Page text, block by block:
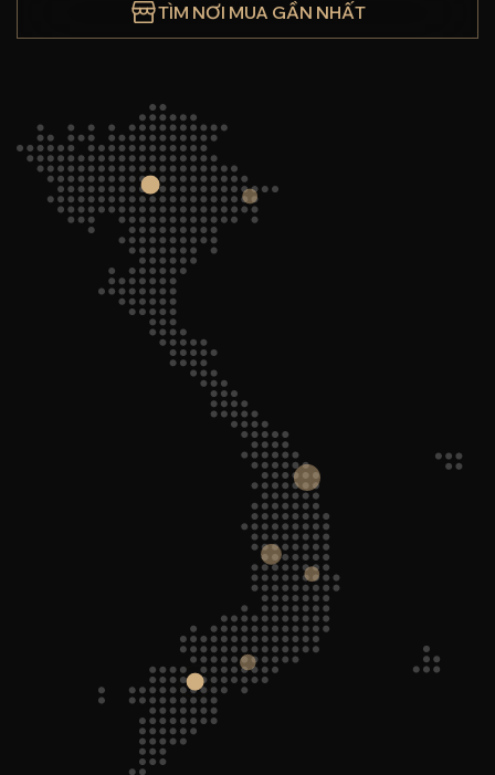
TÌM NƠI MUA GẦN NHẤT